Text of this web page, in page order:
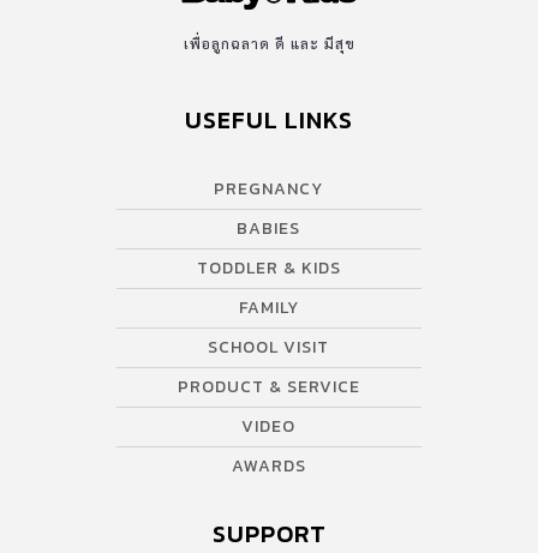
เพื่อลูกฉลาด ดี และ มีสุข
USEFUL LINKS
PREGNANCY
BABIES
TODDLER & KIDS
FAMILY
SCHOOL VISIT
PRODUCT & SERVICE
VIDEO
AWARDS
SUPPORT